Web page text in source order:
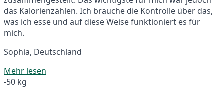
das Kalorienzählen. Ich brauche die Kontrolle über das,
was ich esse und auf diese Weise funktioniert es für
mich.
Sophia, Deutschland
Mehr lesen
-50 kg